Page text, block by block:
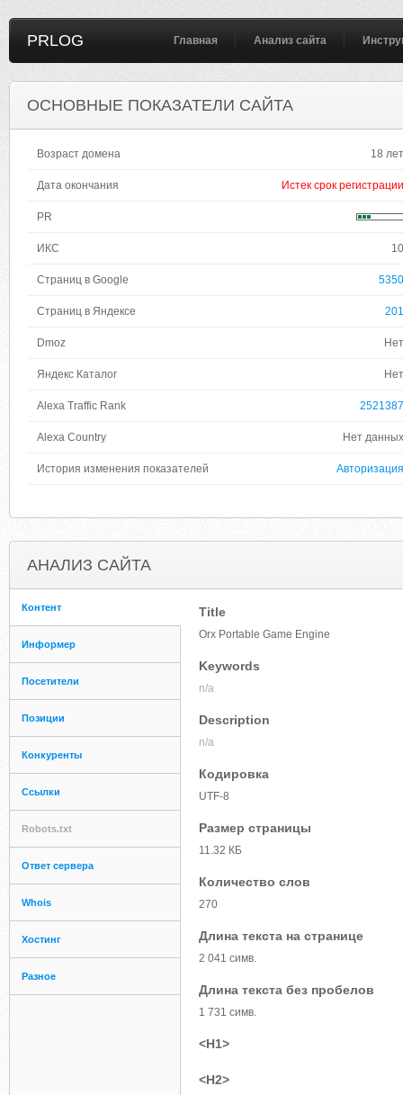
PRLOG Главная Анализ сайта
ОСНОВНЫЕ ПОКАЗАТЕЛИ САЙТА
Возраст домена 18 лет
Дата окончания Истек срок регистрации
PR
ИКС 10
Страниц в Google 5350
Страниц в Яндексе 201
Dmoz Нет
Яндекс Каталог Нет
Alexa Traffic Rank 2521387
Alexa Country Нет данных
История изменения показателей Авторизация
АНАЛИЗ САЙТА
Контент
Информер
Посетители
Позиции
Конкуренты
Ссылки
Robots.txt
Ответ сервера
Whois
Хостинг
Разное
Title
Orx Portable Game Engine
Keywords
n/a
Description
n/a
Кодировка
UTF-8
Размер страницы
11.32 КБ
Количество слов
270
Длина текста на странице
2 041 симв.
Длина текста без пробелов
1 731 симв.
<H1>
<H2>